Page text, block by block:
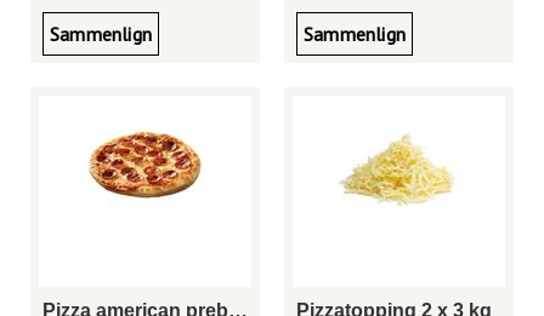
Sammenlign Sammenlign
Pizza american prebaked pepperoni 12" (30cm) Pizzatopping 2 x 3 kg